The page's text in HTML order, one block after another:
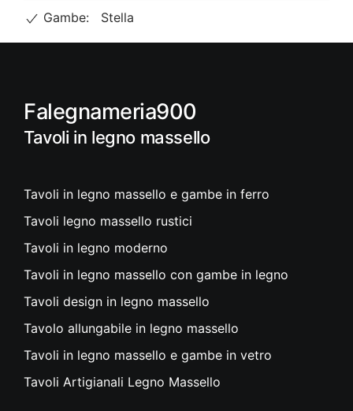
Gambe: Stella
Falegnameria900
Tavoli in legno massello
Tavoli in legno massello e gambe in ferro
Tavoli legno massello rustici
Tavoli in legno moderno
Tavoli in legno massello con gambe in legno
Tavoli design in legno massello
Tavolo allungabile in legno massello
Tavoli in legno massello e gambe in vetro
Tavoli Artigianali Legno Massello